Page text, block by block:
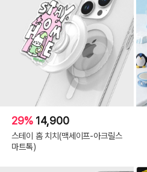
29% 14,900
스테이 홈 치치(맥세이프-아크릴스
마트톡)